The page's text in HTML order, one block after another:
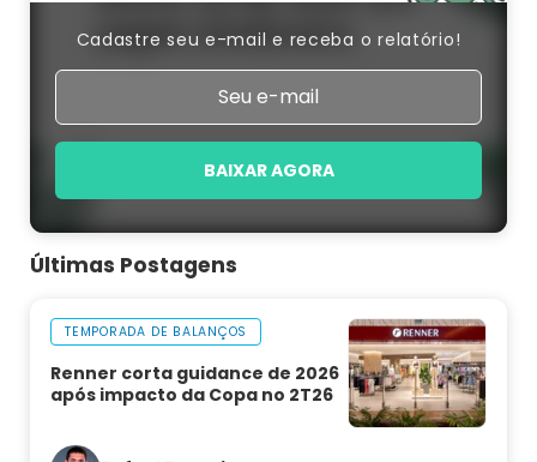
Cadastre seu e-mail e receba o relatório!
BAIXAR AGORA
Últimas Postagens
TEMPORADA DE BALANÇOS
Renner corta guidance de 2026
após impacto da Copa no 2T26